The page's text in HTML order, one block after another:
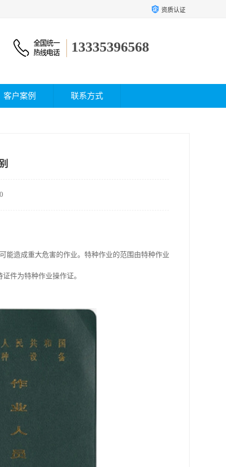
资质认证
13335396568
客户案例 联系方式
能造成重大危害的作业。特种作业的范围由特种作业
件为特种作业操作证。